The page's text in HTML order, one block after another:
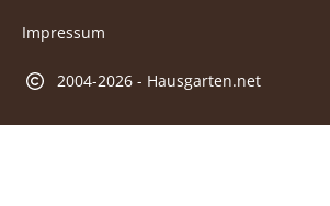
Impressum
2004-2026 - Hausgarten.net